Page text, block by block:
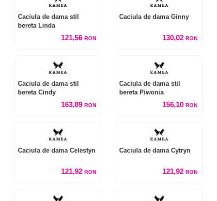
Caciula de dama stil
bereta Linda
121,56 RON
Caciula de dama Ginny
130,02 RON
Caciula de dama stil
bereta Cindy
163,89 RON
Caciula de dama stil
bereta Piwonia
156,10 RON
Caciula de dama Celestyn
121,92 RON
Caciula de dama Cytryn
121,92 RON